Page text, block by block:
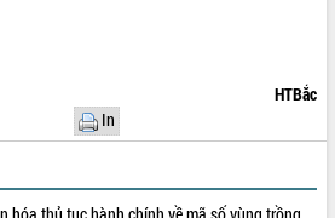
Chí
HTBắc
In